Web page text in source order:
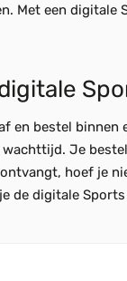
Met een digitale
en bestel
Je
hoef je
de digitale